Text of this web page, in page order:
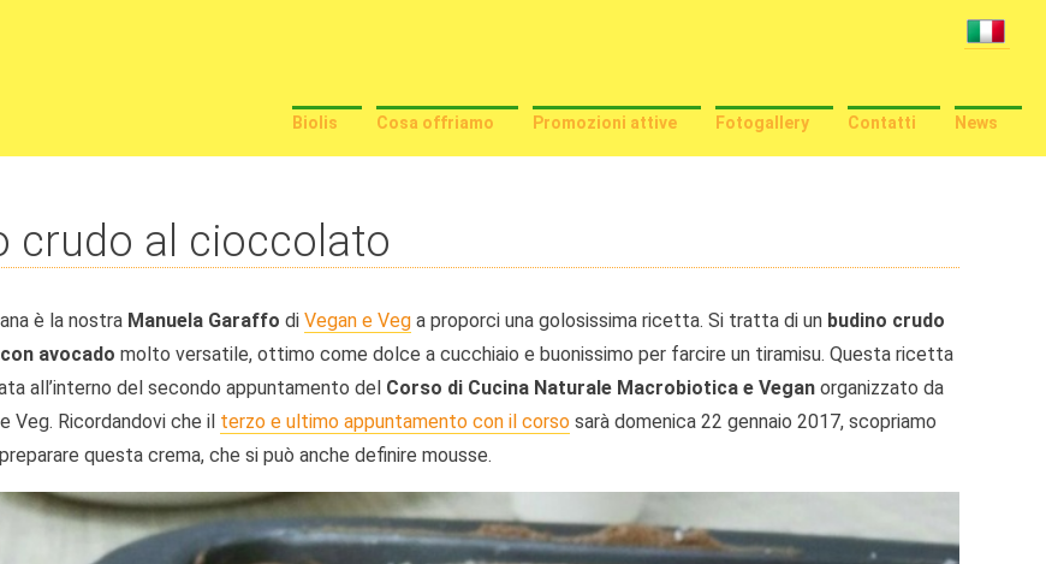
Biolis Cosa offriamo Promozioni attive Fotogallery Contatti News
crudo al cioccolato
è la nostra Manuela Garaffo di Vegan e Veg a proporci una golosissima ricetta. Si tratta di un budino crudo
avocado molto versatile, ottimo come dolce a cucchiaio e buonissimo per farcire un tiramisu. Questa ricetta
all’interno del secondo appuntamento del Corso di Cucina Naturale Macrobiotica e Vegan organizzato da
Veg. Ricordandovi che il terzo e ultimo appuntamento con il corso sarà domenica 22 gennaio 2017, scopriamo
questa crema, che si può anche definire mousse.